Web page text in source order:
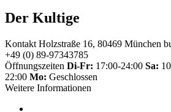
Der Kultige
Kontakt Holzstraße 16, 80469 München
+49 (0) 89-97343785
Öffnungszeiten Di-Fr: 17:00-24:00 Sa:
22:00 Mo: Geschlossen
Weitere Informationen